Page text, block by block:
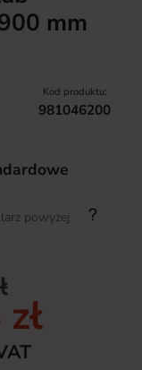
mm
Kod produktu:
981046200
powyżej